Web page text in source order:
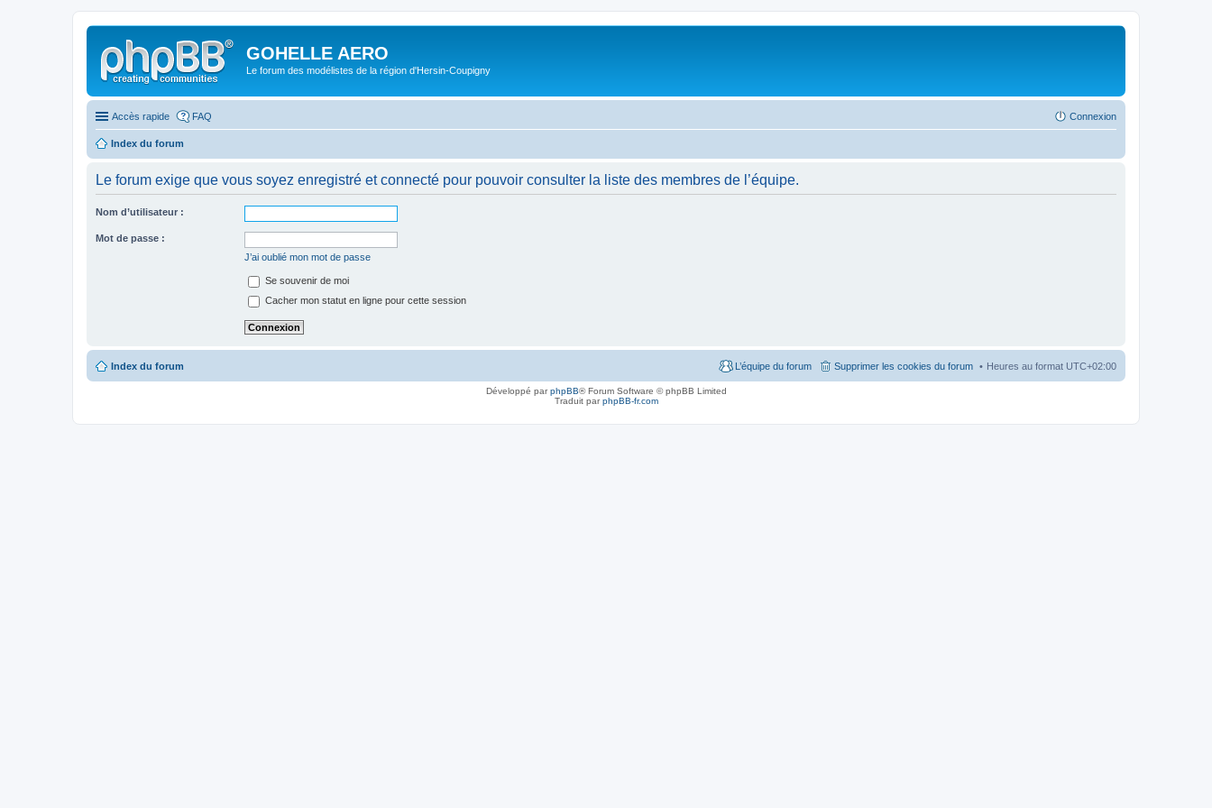
GOHELLE AERO
Le forum des modélistes de la région d'Hersin-Coupigny
Accès rapide FAQ Connexion
Index du forum
Le forum exige que vous soyez enregistré et connecté pour pouvoir consulter la liste des membres de l’équipe.
Nom d’utilisateur :
Mot de passe :
J’ai oublié mon mot de passe
Se souvenir de moi
Cacher mon statut en ligne pour cette session
Index du forum Heures au format UTC+02:00
Supprimer les cookies du forum
L’équipe du forum
Développé parphpBB® Forum Software © phpBB Limited
Traduit parphpBB-fr.com